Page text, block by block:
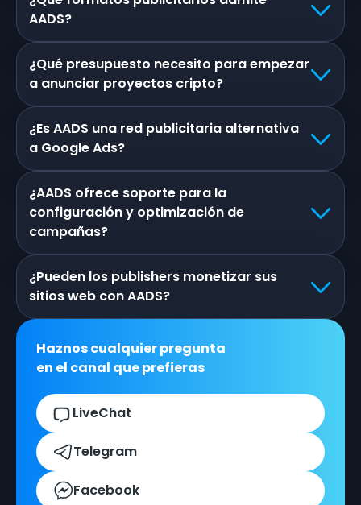
AADS?
¿Qué presupuesto necesito para empezar
a anunciar proyectos cripto?
¿Es AADS una red publicitaria alternativa
a Google Ads?
¿AADS ofrece soporte para la
configuración y optimización de
campañas?
¿Pueden los publishers monetizar sus
sitios web con AADS?
Haznos cualquier pregunta
en el canal que prefieras
LiveChat
Telegram
Facebook